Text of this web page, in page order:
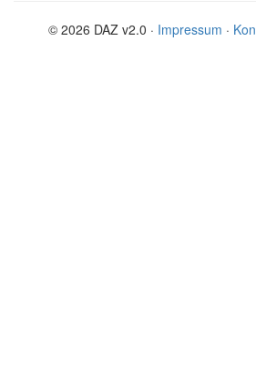
© 2026 DAZ v2.0 · Impressum ·